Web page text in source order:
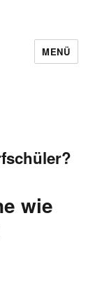
MENÜ
wie